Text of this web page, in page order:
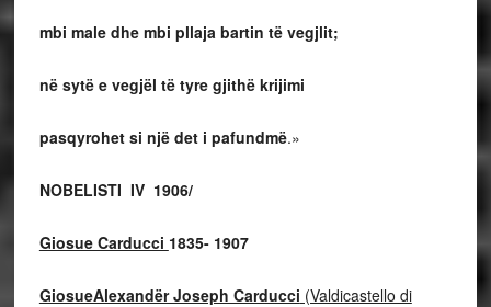
mbi male dhe mbi pllaja bartin të vegjlit;
në sytë e vegjël të tyre gjithë krijimi
pasqyrohet si një det i pafundmë.»
NOBELISTI IV 1906/
Giosue Carducci 1835- 1907
GiosueAlexandër Joseph Carducci (Valdicastello di